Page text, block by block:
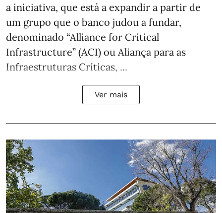
a iniciativa, que está a expandir a partir de
um grupo que o banco judou a fundar,
denominado “Alliance for Critical
Infrastructure” (ACI) ou Aliança para as
Infraestruturas Críticas, ...
Ver mais